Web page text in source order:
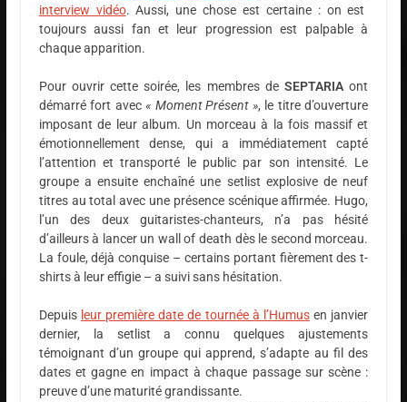
interview vidéo. Aussi, une chose est certaine : on est
toujours aussi fan et leur progression est palpable à
chaque apparition.
Pour ouvrir cette soirée, les membres deSEPTARIA ont
démarré fort avec« Moment Présent », le titre d’ouverture
imposant de leur album. Un morceau à la fois massif et
émotionnellement dense, qui a immédiatement capté
l’attention et transporté le public par son intensité. Le
groupe a ensuite enchaîné une setlist explosive de neuf
titres au total avec une présence scénique affirmée. Hugo,
l’un des deux guitaristes-chanteurs, n’a pas hésité
d’ailleurs à lancer un wall of death dès le second morceau.
La foule, déjà conquise – certains portant fièrement des t-
shirts à leur effigie – a suivi sans hésitation.
Depuis leur première date de tournée à l’Humusen janvier
dernier, la setlist a connu quelques ajustements
témoignant d’un groupe qui apprend, s’adapte au fil des
dates et gagne en impact à chaque passage sur scène :
preuve d’une maturité grandissante.